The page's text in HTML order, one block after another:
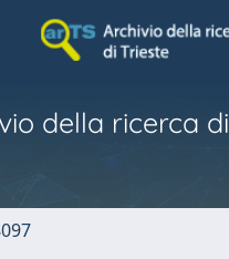
della ricerca di